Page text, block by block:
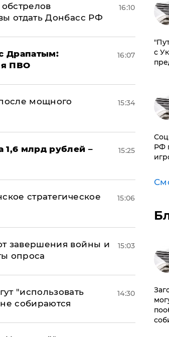
отдать Донбасс РФ
16:10
Драпатым:
ПВО
16:07
мощного
15:34
1,6 млрд рублей –
15:25
стратегическое
15:06
завершения войны и
опроса
15:03
"использовать
собираются
14:30
с
РФ